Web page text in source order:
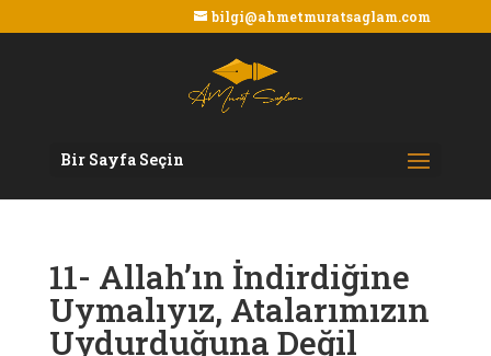
bilgi@ahmetmuratsaglam.com
Bir Sayfa Seçin
11- Allah’ın İndirdiğine
Uymalıyız, Atalarımızın
Uydurduğuna Değil